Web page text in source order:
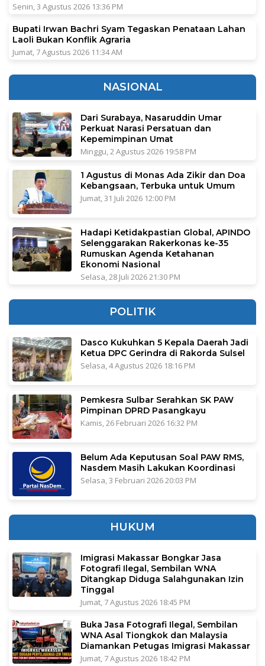
Senin, 3 Agustus 2026 13:36 PM
Bupati Irwan Bachri Syam Tegaskan Penataan Lahan
Laoli Bukan Konflik Agraria
Jumat, 7 Agustus 2026 11:34 AM
NASIONAL
Dari Surabaya, Nasaruddin Umar
Perkuat Narasi Persatuan dan
Kepemimpinan Umat
Minggu, 2 Agustus 2026 19:58 PM
1 Agustus di Monas Ada Zikir dan Doa
Kebangsaan, Terbuka untuk Umum
Jumat, 31 Juli 2026 12:00 PM
Hadapi Ketidakpastian Global, APINDO
Selenggarakan Rakerkonas ke-35
Rumuskan Agenda Ketahanan
Ekonomi Nasional
Selasa, 28 Juli 2026 21:30 PM
POLITIK
Dasco Kukuhkan 5 Kepala Daerah Jadi
Ketua DPC Gerindra di Rakorda Sulsel
Selasa, 4 Agustus 2026 18:16 PM
Pemkesra Sulbar Serahkan SK PAW
Pimpinan DPRD Pasangkayu
Kamis, 26 Februari 2026 16:32 PM
Belum Ada Keputusan Soal PAW RMS,
Nasdem Masih Lakukan Koordinasi
Selasa, 3 Februari 2026 20:03 PM
HUKUM
Imigrasi Makassar Bongkar Jasa
Fotografi Ilegal, Sembilan WNA
Ditangkap Diduga Salahgunakan Izin
Tinggal
Jumat, 7 Agustus 2026 18:45 PM
Buka Jasa Fotografi Ilegal, Sembilan
WNA Asal Tiongkok dan Malaysia
Diamankan Petugas Imigrasi Makassar
Jumat, 7 Agustus 2026 18:42 PM